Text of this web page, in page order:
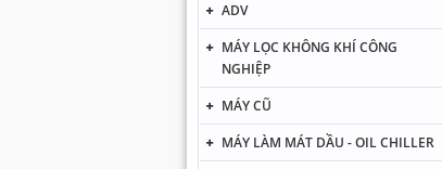
ADV
MÁY LỌC KHÔNG KHÍ CÔNG
NGHIỆP
MÁY CŨ
MÁY LÀM MÁT DẦU - OIL CHILLER